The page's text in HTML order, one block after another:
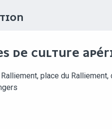
DE CULTURE
place du Ralliement,